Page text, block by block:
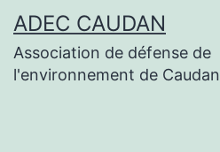
ADEC CAUDAN
Association de défense de
l'environnement de Caudan